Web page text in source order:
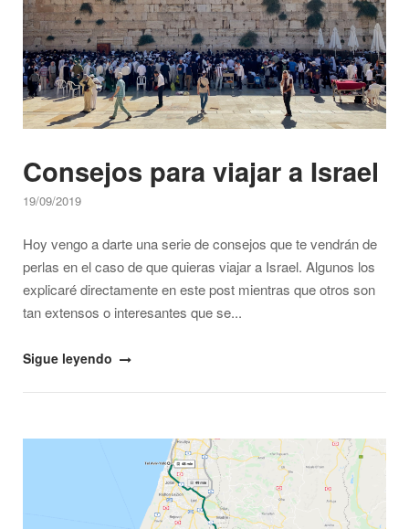
Israel…"
Consejos para viajar a Israel
19/09/2019
Hoy vengo a darte una serie de consejos que te vendrán de
perlas en el caso de que quieras viajar a Israel. Algunos los
explicaré directamente en este post mientras que otros son
tan extensos o interesantes que se...
"Consejos
Sigue leyendo
Open post